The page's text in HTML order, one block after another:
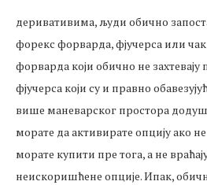
деривативима, људи обично
форекс форварда, фјучерса или
форварда који обично не
фјучерса који су и правно
више маневарског простора
морате да активирате опцију ако
морате купити пре тога, а не
неискоришћене опције. Ипак,